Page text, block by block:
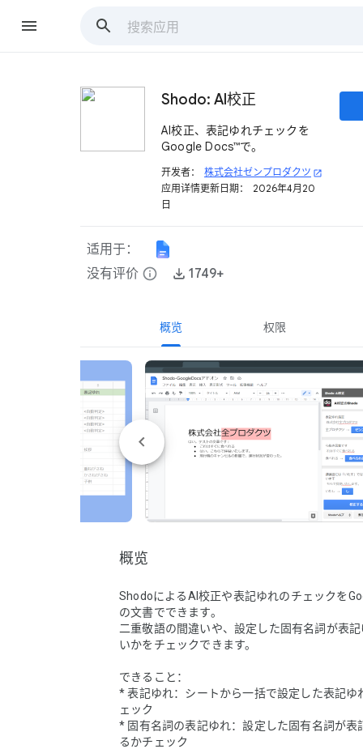
Shodo: AI校正
AI校正、表記ゆれチェックを
Google Docs™で。
开发者： 株式会社ゼンプロダクツ open_in_new
应用详情更新日期：
2026年4月20
日
适用于：
没有评价 info 1749+
概览 权限
概览
ShodoによるAI校正や表記ゆれのチェックを
の文書でできます。
二重敬語の間違いや、設定した固有名詞が表
いかをチェックできます。
できること：
* 表記ゆれ：シートから一括で設定した表記ゆ
ェック
* 固有名詞の表記ゆれ：設定した固有名詞が表
るかチェック